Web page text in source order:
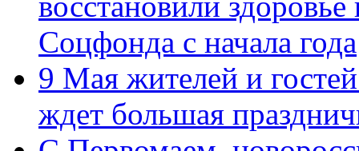
Соцфонда с начала года
9 Мая жителей и
ждет большая